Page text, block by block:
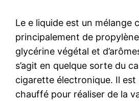
Le e liquide est un mélange
principalement de
glycérine végétal et
s’agit en quelque sorte du
cigarette électronique. Il est
chauffé pour réaliser de la